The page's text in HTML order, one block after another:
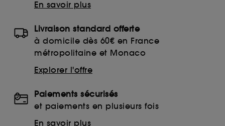
En savoir plus
Livraison standard offerte
à domicile dès 60€ en France
métropolitaine et Monaco
Explorer l'offre
Paiements sécurisés
et paiements en plusieurs fois
En savoir plus